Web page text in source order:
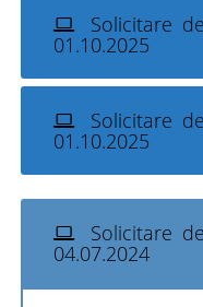
Solicitare
01.10.2025
Solicitare
01.10.2025
Solicitare
04.07.2024